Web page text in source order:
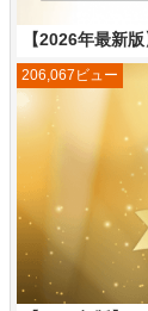
【2026年最新
206,067ビュー